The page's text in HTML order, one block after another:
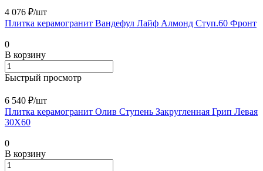
4 076 ₽/шт
Плитка керамогранит Вандефул Лайф Алмонд Ступ.60 Фронт
0
В корзину
Быстрый просмотр
6 540 ₽/шт
Плитка керамогранит Олив Ступень Закругленная Грип Левая
30X60
0
В корзину